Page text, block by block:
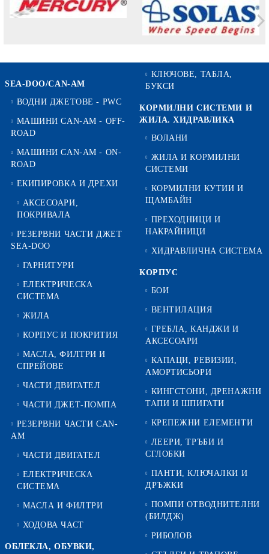
SEA-DOO/CAN-AM
ВОДНИ ДЖЕТОВЕ - PWC
МАШИНИ CAN-AM - OFF-
ROAD
МАШИНИ CAN-AM - ON-
ROAD
ЕКИПИРОВКА И ДРЕХИ
АКСЕСОАРИ,
ПОКРИВАЛА
РЕЗЕРВНИ ЧАСТИ ДЖЕТ
SEA-DOO
ГАРНИТУРИ
ЕЛЕКТРИЧЕСКА
СИСТЕМА
ЖИЛА
КОРПУС И ПОКРИТИЯ
МАСЛА, ФИЛТРИ И
СПРЕЙОВЕ
ЧАСТИ ДВИГАТЕЛ
ЧАСТИ ДЖЕТ-ПОМПА
РЕЗЕРВНИ ЧАСТИ CAN-
AM
ЧАСТИ ДВИГАТЕЛ
ЕЛЕКТРИЧЕСКА
СИСТЕМА
МАСЛА И ФИЛТРИ
ХОДОВА ЧАСТ
ОБЛЕКЛА, ОБУВКИ,
КЛЮЧОВЕ, ТАБЛА,
БУКСИ
КОРМИЛНИ СИСТЕМИ И
ЖИЛА. ХИДРАВЛИКА
ВОЛАНИ
ЖИЛА И КОРМИЛНИ
СИСТЕМИ
КОРМИЛНИ КУТИИ И
ЩАМБАЙН
ПРЕХОДНИЦИ И
НАКРАЙНИЦИ
ХИДРАВЛИЧНА СИСТЕМА
КОРПУС
БОИ
ВЕНТИЛАЦИЯ
ГРЕБЛА, КАНДЖИ И
АКСЕСОАРИ
КАПАЦИ, РЕВИЗИИ,
АМОРТИСЬОРИ
КИНГСТОНИ, ДРЕНАЖНИ
ТАПИ И ШПИГАТИ
КРЕПЕЖНИ ЕЛЕМЕНТИ
ЛЕЕРИ, ТРЪБИ И
СГЛОБКИ
ПАНТИ, КЛЮЧАЛКИ И
ДРЪЖКИ
ПОМПИ ОТВОДНИТЕЛНИ
(БИЛДЖ)
РИБОЛОВ